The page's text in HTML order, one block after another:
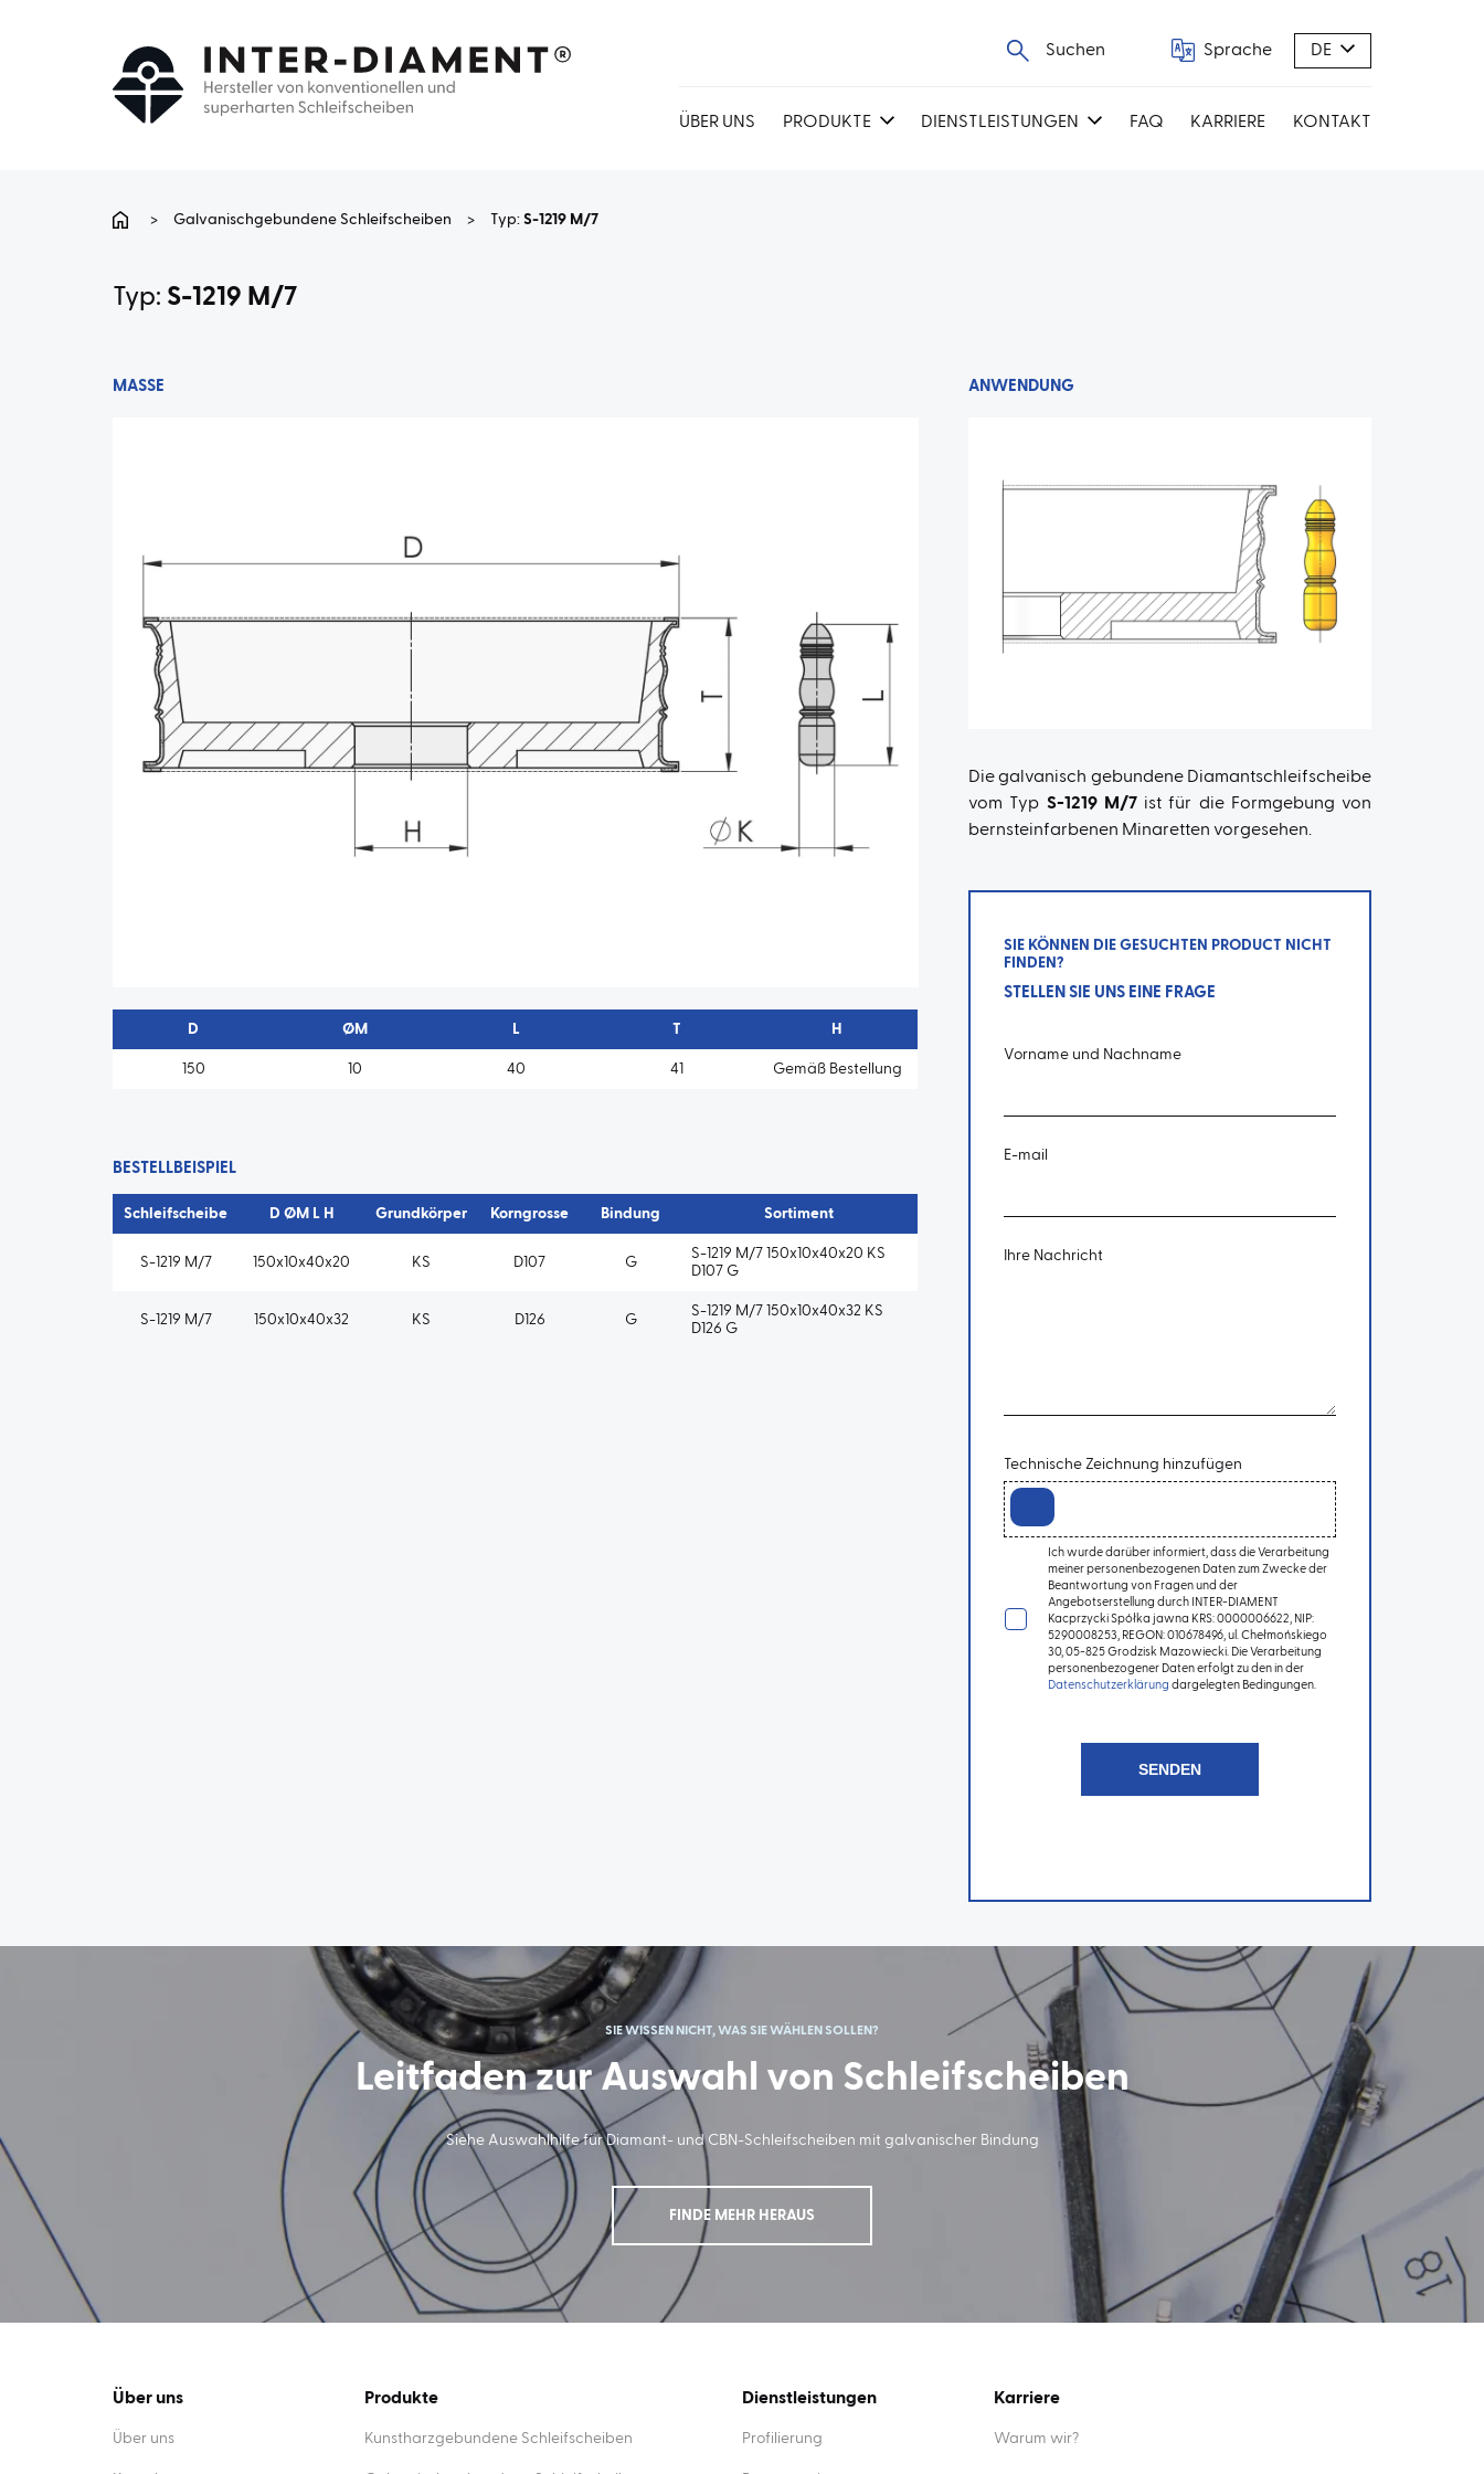
Suchen Sprache DE
ÜBER UNS PRODUKTE DIENSTLEISTUNGEN FAQ KARRIERE KONTAKT
> Galvanischgebundene Schleifscheiben > Typ: S-1219 M/7
Typ: S-1219 M/7
MASSE
D ØM L T H
150 10 40 41 Gemäß Bestellung
BESTELLBEISPIEL
Schleifscheibe D ØM L H Grundkörper Korngrosse Bindung Sortiment
S-1219 M/7 150x10x40x20 KS D107 G
S-1219 M/7 150x10x40x20 KS
D107 G
S-1219 M/7 150x10x40x32 KS D126 G
S-1219 M/7 150x10x40x32 KS
D126 G
ANWENDUNG
Die galvanisch gebundene Diamantschleifscheibe
vom Typ S-1219 M/7ist für die Formgebung von
bernsteinfarbenen Minaretten vorgesehen.
SIE KÖNNEN DIE GESUCHTEN PRODUCT NICHT
FINDEN?
STELLEN SIE UNS EINE FRAGE
Vorname und Nachname
E-mail
Ihre Nachricht
Technische Zeichnung hinzufügen
Ich wurde darüber informiert, dass die Verarbeitung
meiner personenbezogenen Daten zum Zwecke der
Beantwortung von Fragen und der
Angebotserstellung durch INTER-DIAMENT
Kacprzycki Spółka jawna KRS: 0000006622, NIP:
5290008253, REGON: 010678496, ul. Chełmońskiego
30, 05-825 Grodzisk Mazowiecki. Die Verarbeitung
personenbezogener Daten erfolgt zu den in der
Datenschutzerklärung dargelegten Bedingungen.
SIE WISSEN NICHT, WAS SIE WÄHLEN SOLLEN?
Leitfaden zur Auswahl von Schleifscheiben
Siehe Auswahlhilfe für Diamant- und CBN-Schleifscheiben mit galvanischer Bindung
FINDE MEHR HERAUS
Über uns
Über uns
Produkte
Kunstharzgebundene Schleifscheiben
Dienstleistungen
Profilierung
Karriere
Warum wir?